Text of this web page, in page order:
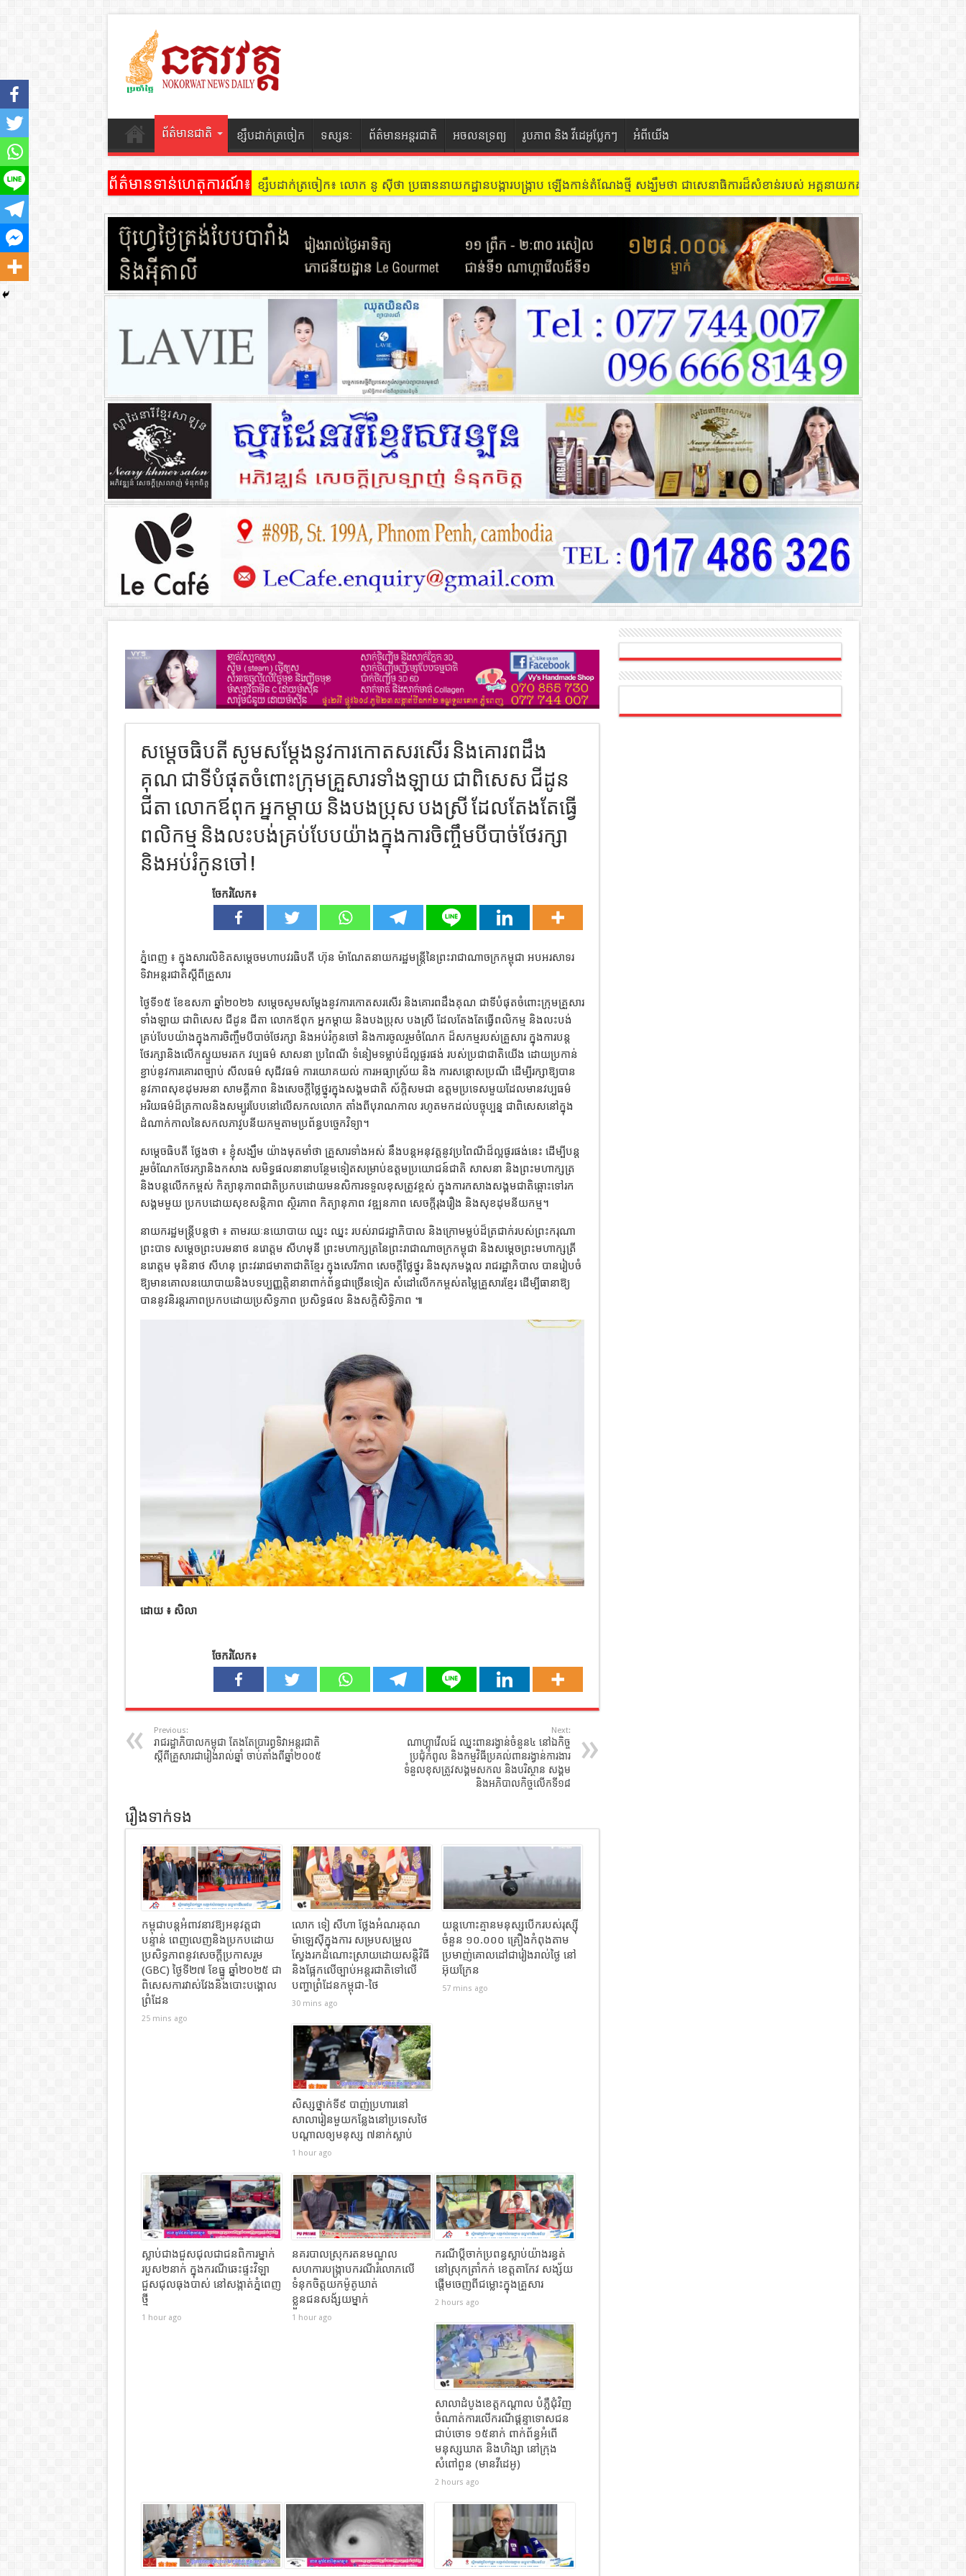
ព័ត៌មានជាតិ ខ្សឹបដាក់ត្រចៀក ទស្សនៈ ព័ត៌មានអន្តរជាតិ អចលនទ្រព្យ រូបភាព និង វីដេអូប្លែកៗ អំពីយើង
ព័ត៌មានទាន់ហេតុការណ៍៖ ខ្សឹបដាក់ត្រចៀក ៖ អគារ Sky 31 នៅខណ្ឌទួលគោក មានអ្នកជួលបន្ទប់បើកល្បែងសុីសង នៅជាន់ទី៩ បន្ទប់ ៩០២ !
សម្តេចធិបតី សូមសម្តែងនូវការកោតសរសើរ និងគោរពដឹង
គុណ ជាទីបំផុតចំពោះក្រុមគ្រួសារទាំងឡាយ ជាពិសេស ជីដូន
ជីតា លោកឪពុក អ្នកម្តាយ និងបងប្រុស បងស្រី ដែលតែងតែធ្វើ
ពលិកម្ម និងលះបង់គ្រប់បែបយ៉ាងក្នុងការចិញ្ចឹមបីបាច់ថែរក្សា
និងអប់រំកូនចៅ !
ចែករំលែក៖
ភ្នំពេញ ៖ ក្នុងសារលិខិតសម្តេចមហាបវរធិបតី ហ៊ុន ម៉ាណែតនាយករដ្ឋមន្ត្រីនៃព្រះរាជាណាចក្រកម្ពុជា អបអរសាទរ
ទិវាអន្តរជាតិស្តីពីគ្រួសារ
ថ្ងៃទី១៥ ខែឧសភា ឆ្នាំ២០២៦ សម្តេចសូមសម្តែងនូវការកោតសរសើរ និងគោរពដឹងគុណ ជាទីបំផុតចំពោះក្រុមគ្រួសារ
ទាំងឡាយ ជាពិសេស ជីដូន ជីតា លោកឪពុក អ្នកម្តាយ និងបងប្រុស បងស្រី ដែលតែងតែធ្វើពលិកម្ម និងលះបង់
គ្រប់បែបយ៉ាងក្នុងការចិញ្ចឹមបីបាច់ថែរក្សា និងអប់រំកូនចៅ និងការចូលរួមចំណែក ដ៏សកម្មរបស់គ្រួសារ ក្នុងការបន្ត
ថែរក្សានិងលើកស្ទួយមរតក វប្បធម៌ សាសនា ប្រពៃណី ទំនៀមទម្លាប់ដ៏ល្អផូរផង់ របស់ប្រជាជាតិយើង ដោយប្រកាន់
ខ្ជាប់នូវការគោរពច្បាប់ សីលធម៌ សុជីវធម៌ ការយោគយល់ ការអធ្យាស្រ័យ និង ការសន្តោសប្រណី ដើម្បីរក្សាឱ្យបាន
នូវភាពសុខដុមរមនា សាមគ្គីភាព និងសេចក្តីថ្លៃថ្នូរក្នុងសង្គមជាតិ ស័ក្តិសមជា ឧត្តមប្រទេសមួយដែលមានវប្បធម៌
អរិយធម៌ដ៏ត្រកាលនិងសម្បូរបែបនៅលើសកលលោក តាំងពីបុរាណកាល រហូតមកដល់បច្ចុប្បន្ន ជាពិសេសនៅក្នុង
ដំណាក់កាលនៃសកលភាវូបនីយកម្មតាមប្រព័ន្ធបច្ចេកវិទ្យា។
សម្តេចធិបតី ថ្លែងថា ៖ ខ្ញុំសង្ឃឹម យ៉ាងមុតមាំថា គ្រួសារទាំងអស់ នឹងបន្តអនុវត្តនូវប្រពៃណីដ៏ល្អផូរផង់នេះ ដើម្បីបន្ត
រួមចំណែកថែរក្សានិងកសាង សមិទ្ធផលនានាបន្ថែមទៀតសម្រាប់ឧត្តមប្រយោជន៍ជាតិ សាសនា និងព្រះមហាក្សត្រ
និងបន្តលើកកម្ពស់ កិត្យានុភាពជាតិប្រកបដោយមនសិការទទួលខុសត្រូវខ្ពស់ ក្នុងការកសាងសង្គមជាតិឆ្ពោះទៅរក
សង្គមមួយ ប្រកបដោយសុខសន្តិភាព ស្ថិរភាព កិត្យានុភាព វឌ្ឍនភាព សេចក្តីរុងរឿង និងសុខដុមនីយកម្ម។
នាយករដ្ឋមន្ត្រីបន្តថា ៖ តាមរយៈនយោបាយ ឈ្នះ ឈ្នះ របស់រាជរដ្ឋាភិបាល និងក្រោមម្លប់ដ៏ត្រជាក់របស់ព្រះករុណា
ព្រះបាទ សម្តេចព្រះបរមនាថ នរោត្តម សីហមុនី ព្រះមហាក្សត្រនៃព្រះរាជាណាចក្រកម្ពុជា និងសម្តេចព្រះមហាក្សត្រី
នរោត្តម មុនិនាថ សីហនុ ព្រះវររាជមាតាជាតិខ្មែរ ក្នុងសេរីភាព សេចក្តីថ្លៃថ្នូរ និងសុភមង្គល រាជរដ្ឋាភិបាល បានរៀបចំ
ឱ្យមានគោលនយោបាយនិងបទប្បញ្ញត្តិនានាពាក់ព័ន្ធជាច្រើនទៀត សំដៅលើកកម្ពស់តម្លៃគ្រួសារខ្មែរ ដើម្បីធានាឱ្យ
បាននូវនិរន្តរភាពប្រកបដោយប្រសិទ្ធភាព ប្រសិទ្ធផល និងសក្តិសិទ្ធិភាព ៕
ដោយ ៖ សិលា
ចែករំលែក៖
Previous:
រាជរដ្ឋាភិបាលកម្ពុជា តែងតែប្រារព្ធទិវាអន្តរជាតិ
ស្តីពីគ្រួសារជារៀងរាល់ឆ្នាំ ចាប់តាំងពីឆ្នាំ២០០៥
Next:
ណាហ្គាវើលដ៍ ឈ្នះពានរង្វាន់ចំនួន៤ នៅឯកិច្ច
ប្រជុំកំពូល និងកម្មវិធីប្រគល់ពានរង្វាន់ការងារ
ទំនួលខុសត្រូវសង្គមសកល និងបរិស្ថាន សង្គម
និងអភិបាលកិច្ចលើកទី១៨
រឿងទាក់ទង
កម្ពុជាបន្តអំពាវនាវឱ្យអនុវត្តជា
បន្ទាន់ ពេញលេញនិងប្រកបដោយ
ប្រសិទ្ធភាពនូវសេចក្តីប្រកាសរួម
(GBC) ថ្ងៃទី២៧ ខែធ្នូ ឆ្នាំ២០២៥ ជា
ពិសេសការវាស់វែងនិងបោះបង្គោល
ព្រំដែន
25 mins ago
លោក ទៀ សីហា ថ្លែងអំណរគុណ
ម៉ាឡេស៊ីក្នុងការ សម្របសម្រួល
ស្វែងរកដំណោះស្រាយដោយសន្តិវិធី
និងផ្អែកលើច្បាប់អន្តរជាតិទៅលើ
បញ្ហាព្រំដែនកម្ពុជា-ថៃ
30 mins ago
យន្តហោះគ្មានមនុស្សបើករបស់រុស្ស៊ី
ចំនួន ១០.០០០ គ្រឿងកំពុងតាម
ប្រមាញ់គោលដៅជារៀងរាល់ថ្ងៃ នៅ
អ៊ុយក្រែន
57 mins ago
សិស្សថ្នាក់ទី៩ បាញ់ប្រហារនៅ
សាលារៀនមួយកន្លែងនៅប្រទេសថៃ
បណ្តាលឲ្យមនុស្ស ៧នាក់ស្លាប់
1 hour ago
ស្លាប់ជាងជួសជុលជាជនពិការម្នាក់
របួស២នាក់ ក្នុងករណីឆេះផ្ទះវិឡា
ជួសជុលធុងបាស់ នៅសង្កាត់ភ្នំពេញ
ថ្មី
1 hour ago
នគរបាលស្រុករតនមណ្ឌល
សហការបង្រ្កាបករណីរំលោភលើ
ទំនុកចិត្តយកម៉ូតូឃាត់
ខ្លួនជនសង័្សយម្នាក់
1 hour ago
ករណីប្តីចាក់ប្រពន្ធស្លាប់យ៉ាងរន្ធត់
នៅស្រុកត្រាំកក់ ខេត្តតាកែវ សង្ស័យ
ផ្តើមចេញពីជម្លោះក្នុងគ្រួសារ
2 hours ago
សាលាដំបូងខេត្តកណ្ដាល បំភ្លឺជុំវិញ
ចំណាត់ការលើករណីផ្ដន្ទាទោសជន
ជាប់ចោទ ១៥នាក់ ពាក់ព័ន្ធអំពើ
មនុស្សឃាត និងហិង្សា នៅក្រុង
សំពៅពួន (មានវីដេអូ)
2 hours ago